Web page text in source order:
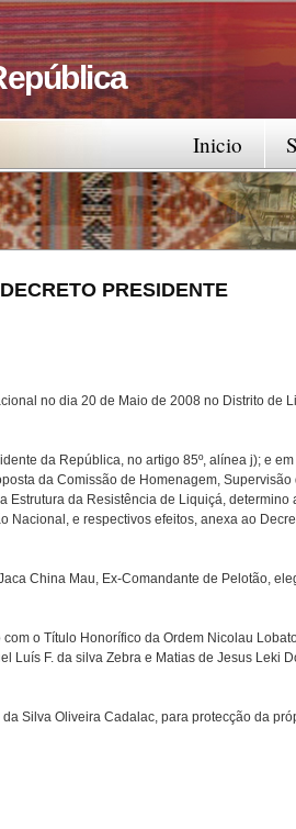
Inicio
no dia 20 de Maio de 2008 no Distrito de
da República, no artigo 85º, alínea j); e
da Comissão de Homenagem, Supervisão
Estrutura da Resistência de Liquiçá, determino
Nacional, e respectivos efeitos, anexa ao
China Mau, Ex-Comandante de Pelotão,
o Título Honorífico da Ordem Nicolau
Luís F. da silva Zebra e Matias de Jesus Leki
Silva Oliveira Cadalac, para protecção da